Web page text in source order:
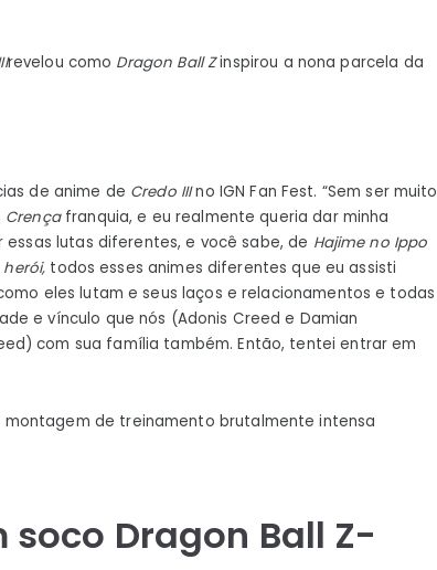
revelou como Dragon Ball Zinspirou a nona parcela da
de anime de Credo IIIno IGN Fan Fest. “Sem ser muito
Crença franquia, e eu realmente queria dar minha
essas lutas diferentes, e você sabe, de Hajime no Ippo
todos esses animes diferentes que eu assisti
eles lutam e seus laços e relacionamentos e todas
e vínculo que nós (Adonis Creed e Damian
com sua família também. Então, tentei entrar em
montagem de treinamento brutalmente intensa
Dragon Ball Z-